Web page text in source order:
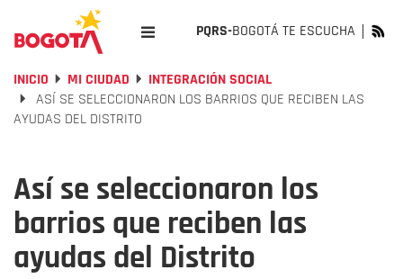
PQRS-BOGOTÁ TE ESCUCHA
INICIO MI CIUDAD
INTEGRACIÓN SOCIAL
ASÍ SE SELECCIONARON LOS BARRIOS QUE RECIBEN LAS
AYUDAS DEL DISTRITO
Así se seleccionaron los
barrios que reciben las
ayudas del Distrito